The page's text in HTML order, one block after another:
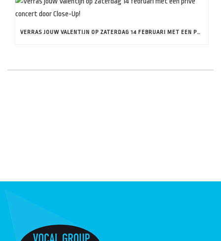
VERRAS JOUW VALENTIJN OP ZATERDAG 14 FEBRUARI MET EEN PRIVÉ CONCERT DOOR CLOSE-UP!